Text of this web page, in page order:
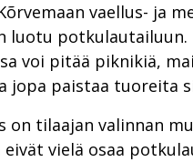
vaellus- ja
luotu potkulautailuun.
voi pitää piknikiä,
jopa paistaa tuoreita
on tilaajan valinnan
eivät vielä osaa